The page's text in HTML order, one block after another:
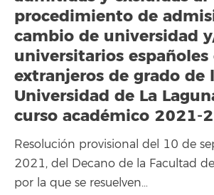
procedimiento de
cambio de universidad
universitarios españoles
extranjeros de grado de
Universidad de La
curso académico 2021-
Resolución provisional del 10 de
2021, del Decano de la Facultad
por la que se resuelven…